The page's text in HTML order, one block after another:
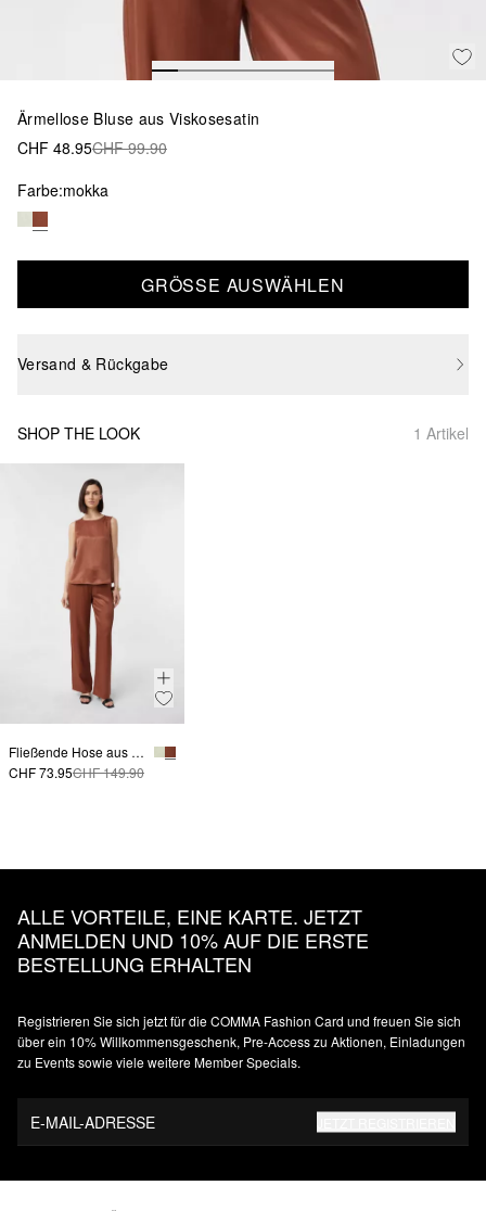
Ärmellose Bluse aus Viskosesatin
CHF 48.95CHF 99.90
Farbe:mokka
GRÖSSE AUSWÄHLEN
Versand & Rückgabe
SHOP THE LOOK 1 Artikel
Fließende Hose aus Viskosesatin
CHF 73.95CHF 149.90
ALLE VORTEILE, EINE KARTE. JETZT
ANMELDEN UND 10% AUF DIE ERSTE
BESTELLUNG ERHALTEN
Registrieren Sie sich jetzt für die COMMA Fashion Card und freuen Sie sich
über ein 10% Willkommensgeschenk, Pre-Access zu Aktionen, Einladungen
zu Events sowie viele weitere Member Specials.
E-MAIL-ADRESSE